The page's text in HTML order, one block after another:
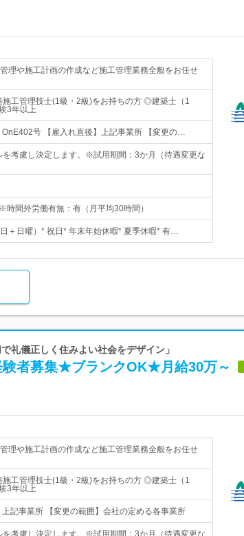
理や施工計画の作成など施工管理業務全般をお任せ
工管理技士(1級・2級)をお持ちの方 ◎建築士（1
3年以上
号 【雇入れ直後】上記事業所 【変更の…
考慮し決定します。※試用期間：3か月（待遇変更な
間外労働有無：有（月平均30時間）
＋日曜）* 祝日* 年末年始休暇* 夏季休暇* 有…
礼儀正しく住みよい社会をデザイン」
験者募集★ブランクOK★月給30万～
理や施工計画の作成など施工管理業務全般をお任せ
工管理技士(1級・2級)をお持ちの方 ◎建築士（1
3年以上
記事業所 【変更の範囲】会社の定める各事業所
考慮し決定します。※試用期間：3か月（待遇変更な